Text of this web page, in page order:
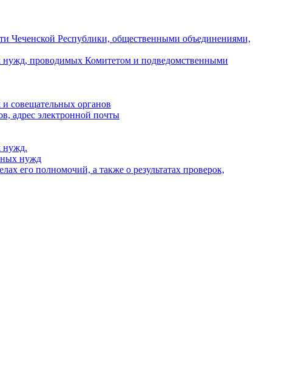
Чеченской Республики, общественными объединениями,
нужд, проводимых Комитетом и подведомственными
совещательных органов
адрес электронной почты
нужд.
нужд
его полномочий, а также о результатах проверок,